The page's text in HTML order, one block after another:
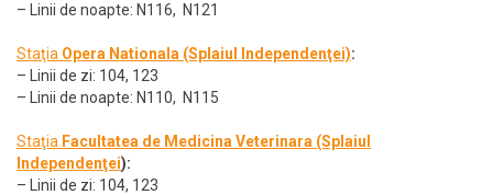
– Linii de noapte: N116, N121
Staţia Opera Nationala (Splaiul Independenţei):
– Linii de zi: 104, 123
– Linii de noapte: N110, N115
Staţia Facultatea de Medicina Veterinara (Splaiul
Independenţei):
– Linii de zi: 104, 123